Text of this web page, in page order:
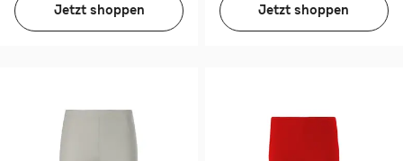
Jetzt shoppen Jetzt shoppen